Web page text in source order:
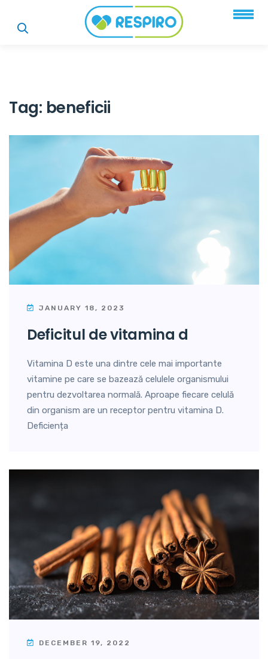
Tag: beneficii
JANUARY 18, 2023
deficitul de vitamina d
Vitamina D este una dintre cele mai importante
vitamine pe care se bazează celulele organismului
pentru dezvoltarea normală. Aproape fiecare celulă
din organism are un receptor pentru vitamina D.
Deficiența
DECEMBER 19, 2022